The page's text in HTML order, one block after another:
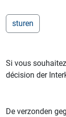
Si vous
décision der
De verzonden